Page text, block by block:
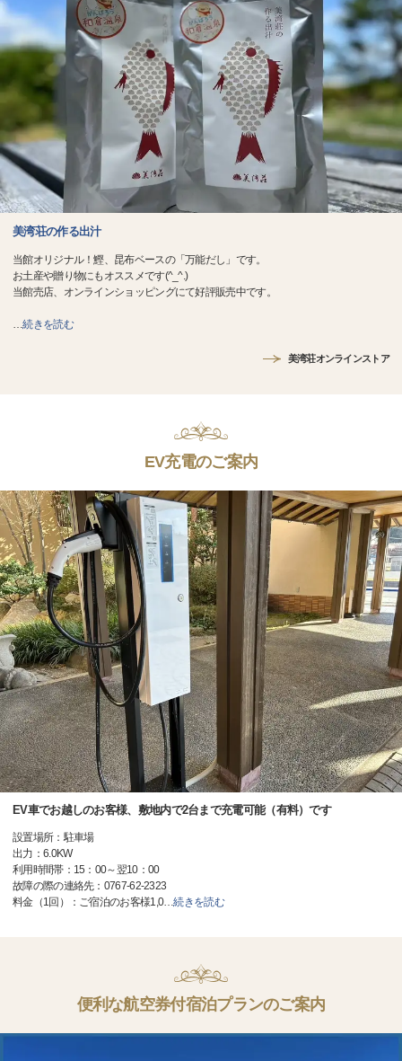
美湾荘の作る出汁
当館オリジナル！鰹、昆布ベースの「万能だし」です。
お土産や贈り物にもオススメです(^_^.)
当館売店、オンラインショッピングにて好評販売中です。
…続きを読む
美湾荘オンラインストア
EV充電のご案内
EV車でお越しのお客様、敷地内で2台まで充電可能（有料）です
設置場所：駐車場
出力：6.0KW
利用時間帯：15：00～翌10：00
故障の際の連絡先：0767-62-2323
料金（1回）：ご宿泊のお客様1,0…続きを読む
便利な航空券付宿泊プランのご案内